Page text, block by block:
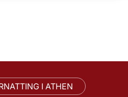
I ATHEN